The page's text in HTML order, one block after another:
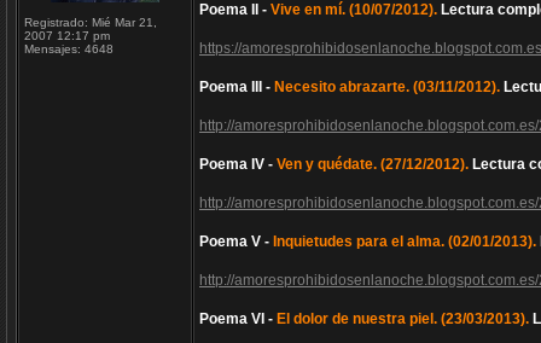
Registrado: Mié Mar 21,
2007 12:17 pm
Mensajes: 4648
Poema II - Vive en mí. (10/07/2012). Lectura
https://
Poema III - Necesito abrazarte. (03/11/2012).
http://
Poema IV - Ven y quédate. (27/12/2012). Lectura
http://
Poema V - Inquietudes para el alma. (02/01/2013).
http://
Poema VI - El dolor de nuestra piel. (23/03/2013).